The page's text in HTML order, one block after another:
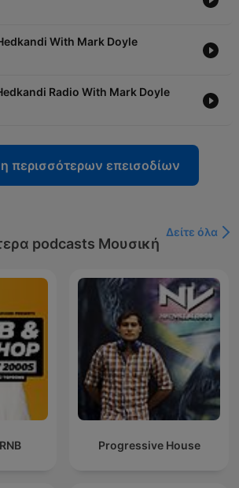
With Mark Doyle
Radio With Mark Doyle
περισσότερων επεισοδίων
podcasts Μουσική
Δείτε όλα
Progressive House